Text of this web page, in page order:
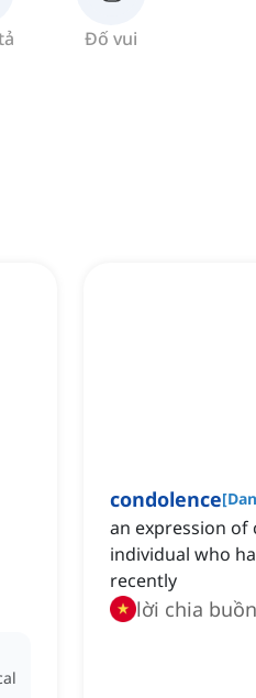
Đố vui
condolence[
an expression of
individual who
recently
lời chia